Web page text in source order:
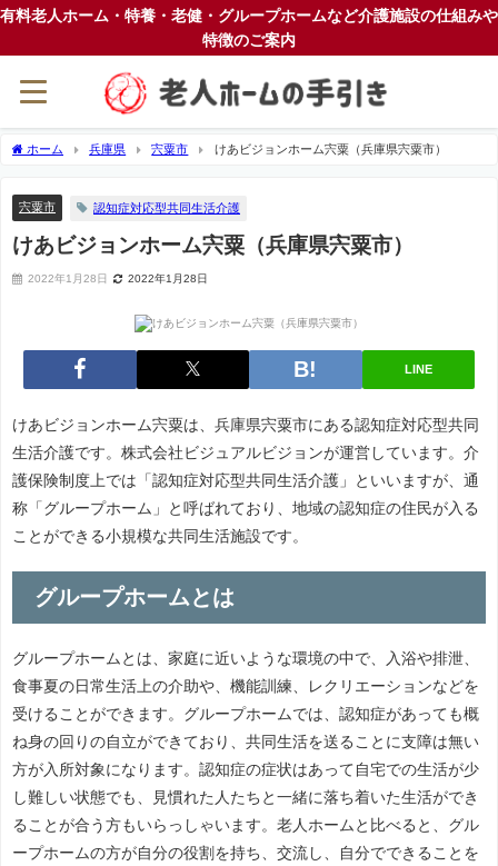
有料老人ホーム・特養・老健・グループホームなど介護施設の仕組みや
特徴のご案内
ホーム 兵庫県 宍粟市 けあビジョンホーム宍粟（兵庫県宍粟市）
宍粟市 認知症対応型共同生活介護
けあビジョンホーム宍粟（兵庫県宍粟市）
2022年1月28日 2022年1月28日
LINE
けあビジョンホーム宍粟は、兵庫県宍粟市にある認知症対応型共同
生活介護です。株式会社ビジュアルビジョンが運営しています。介
護保険制度上では「認知症対応型共同生活介護」といいますが、通
称「グループホーム」と呼ばれており、地域の認知症の住民が入る
ことができる小規模な共同生活施設です。
グループホームとは
グループホームとは、家庭に近いような環境の中で、入浴や排泄、
食事夏の日常生活上の介助や、機能訓練、レクリエーションなどを
受けることができます。グループホームでは、認知症があっても概
ね身の回りの自立ができており、共同生活を送ることに支障は無い
方が入所対象になります。認知症の症状はあって自宅での生活が少
し難しい状態でも、見慣れた人たちと一緒に落ち着いた生活ができ
ることが合う方もいらっしゃいます。老人ホームと比べると、グル
ープホームの方が自分の役割を持ち、交流し、自分でできることを